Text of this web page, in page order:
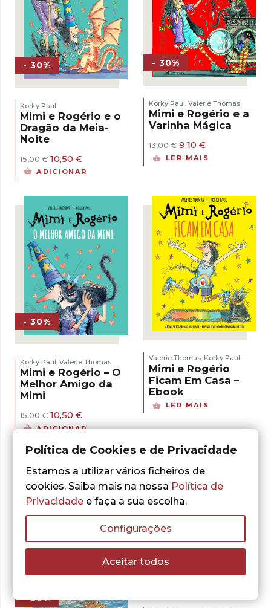
- 30%
Korky Paul
Mimi e Rogério e o
Dragão da Meia-
Noite
15,00€ O
preço
15,00 €.
10,50 €
preço
10,50 €.
ADICIONAR
- 30%
Korky Paul Valerie Thomas
Mimi e Rogério e a
Varinha Mágica
13,00€ O
preço
9,10 €O
preço
LER MAIS
- 30%
Korky Paul Valerie Thomas
Mimi e Rogério – O
Melhor Amigo da
Mimi
15,00€ O
preço
era:
15,00 €.
10,50 €
preço
é:
10,50 €.
ADICIONAR
Valerie Thomas, Korky Paul
Mimi e Rogério
Ficam Em Casa –
Ebook
LER MAIS
- 30%
Política de Cookies e de Privacidade
Estamos a utilizar vários ficheiros de
cookies. Saiba mais na nossa Política de
Privacidade e faça a sua escolha.
Configurações
Aceitar todos